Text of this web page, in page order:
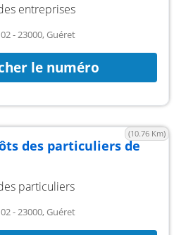
entreprises
- 23000, Guéret
le numéro
(10.76 Km)
des particuliers de
particuliers
- 23000, Guéret